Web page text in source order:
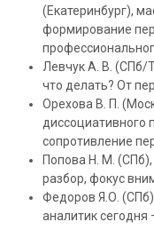
(Екатеринбург),
формирование
Левчук А. В. (СПб/
что делать? От
Орехова В. П.
диссоциативного
сопротивление
Попова Н. М.
разбор, фокус
Федоров Я.О.
аналитик